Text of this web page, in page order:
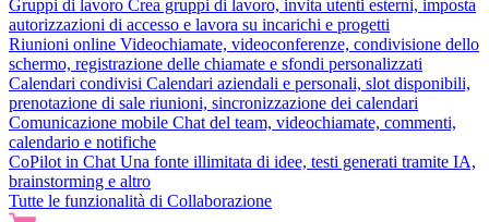
Gruppi di lavoro Crea gruppi di lavoro, invita utenti esterni, imposta
autorizzazioni di accesso e lavora su incarichi e progetti
Riunioni online Videochiamate, videoconferenze, condivisione dello
schermo, registrazione delle chiamate e sfondi personalizzati
Calendari condivisi Calendari aziendali e personali, slot disponibili,
prenotazione di sale riunioni, sincronizzazione dei calendari
Comunicazione mobile Chat del team, videochiamate, commenti,
calendario e notifiche
CoPilot in Chat Una fonte illimitata di idee, testi generati tramite IA,
brainstorming e altro
Tutte le funzionalità di Collaborazione